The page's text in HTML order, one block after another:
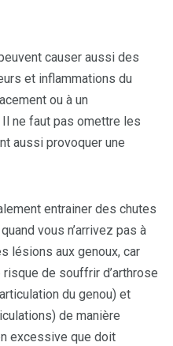
causer aussi des
et inflammations du
ou à un
ne faut pas omettre les
aussi provoquer une
entrainer des chutes
vous n’arrivez pas à
lésions aux genoux, car
de souffrir d’arthrose
du genou) et
de manière
excessive que doit